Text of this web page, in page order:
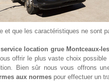
et que les caractéristiques ne sont
location grue Montceaux-
offrir le plus vaste choix
Bien sûr nous vous offrons
aux normes pour effectuer un